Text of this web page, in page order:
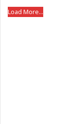
Load More...